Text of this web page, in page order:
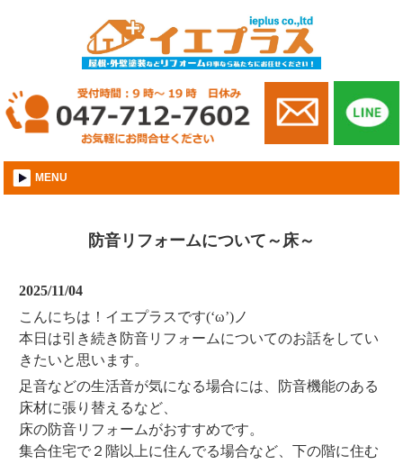
MENU
防音リフォームについて～床～
2025/11/04
こんにちは！イエプラスです(‘ω’)ノ
本日は引き続き防音リフォームについてのお話をしてい
きたいと思います。
足音などの生活音が気になる場合には、防音機能のある
床材に張り替えるなど、
床の防音リフォームがおすすめです。
集合住宅で２階以上に住んでる場合など、下の階に住む